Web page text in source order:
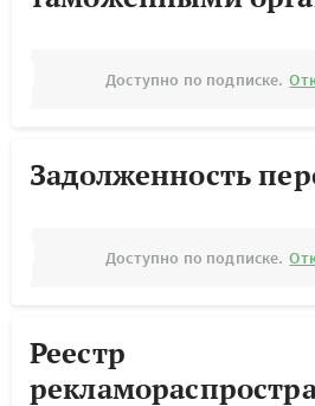
Доступно по подписке.
Задолженность
Доступно по подписке.
Реестр